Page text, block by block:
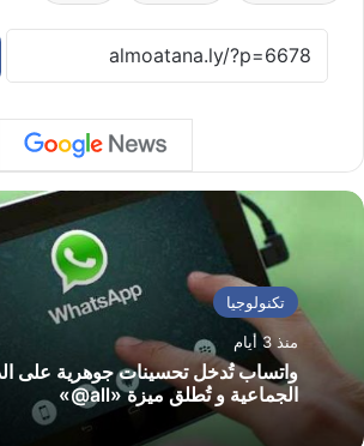
تكنولوجيا
منذ 3 أيام
واتساب تُدخل تحسينات جوهرية على
الجماعية و تُطلق ميزة «all@»